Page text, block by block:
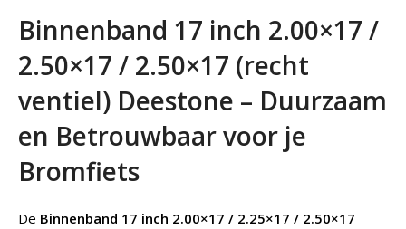
Binnenband 17 inch 2.00×17 /
2.50×17 / 2.50×17 (recht
ventiel) Deestone – Duurzaam
en Betrouwbaar voor je
Bromfiets
De Binnenband 17 inch 2.00×17 / 2.25×17 / 2.50×17